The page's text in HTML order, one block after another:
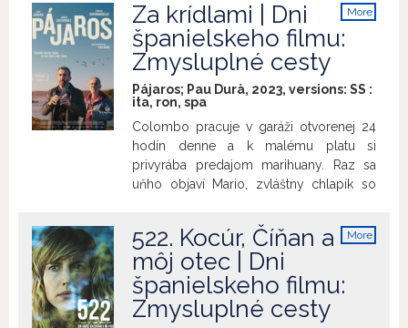
More
Za krídlami | Dni
španielskeho filmu:
Zmysluplné cesty
Pájaros; Pau Durà, 2023, versions: SS :
ita, ron, spa
Colombo pracuje v garáži otvorenej 24
hodín denne a k malému platu si
privyrába predajom marihuany. Raz sa
uňho objaví Mario, zvláštny chlapík so
ho ako šoféra na cestu na Costa Bravu.
Keď však dorazia, Mario zistí, že žeriavy
zmenili trasu a odleteli až k delte Dunaja
v Rumunsku. Obaja sa preto vydajú na
dlhú cestu – každý s iným cieľom, no
napokon sa musia navzájom lepšie
More
522. Kocúr, Číňan a
môj otec | Dni
španielskeho filmu:
Zmysluplné cesty